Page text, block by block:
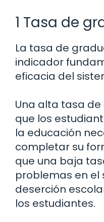
1 Tasa de
La tasa de
indicador
eficacia del
Una alta tasa
que los
la educación
completar su
que una baja
problemas en el
deserción
los estudiantes.